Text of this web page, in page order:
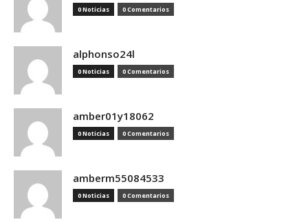
0 Noticias 0 Comentarios
alphonso24l
0 Noticias 0 Comentarios
amber01y18062
0 Noticias 0 Comentarios
amberm55084533
0 Noticias 0 Comentarios